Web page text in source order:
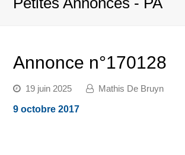
Annonce n°170128
19 juin 2025 Mathis De Bruyn
9 octobre 2017